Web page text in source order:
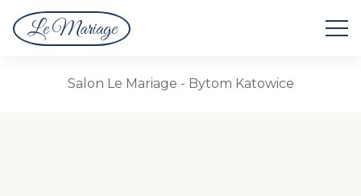
Le MariageSuknie Ślubne
Salon Le Mariage - Bytom Katowice